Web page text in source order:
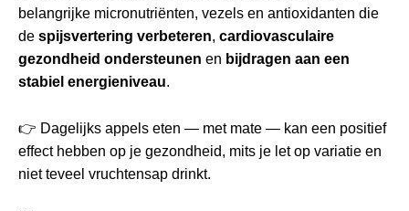
belangrijke micronutriënten, vezels en antioxidanten die
de spijsvertering verbeteren, cardiovasculaire
gezondheid ondersteunen en bijdragen aan een
stabiel energieniveau.
👉 Dagelijks appels eten — met mate — kan een positief
effect hebben op je gezondheid, mits je let op variatie en
niet teveel vruchtensap drinkt.